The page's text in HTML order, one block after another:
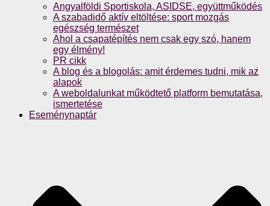
Angyalföldi Sportiskola, ASIDSE, együttműködés
A szabadidő aktív eltöltése: sport mozgás
egészség természet
Ahol a csapatépítés nem csak egy szó, hanem
egy élmény!
PR cikk
A blog és a blogolás: amit érdemes tudni, mik az
alapok
A weboldalunkat működtető platform bemutatása,
ismertetése
Eseménynaptár